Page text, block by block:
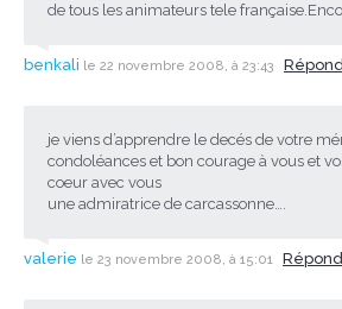
de tous les animateurs tele
benkali le 22 novembre 2008, à 23:43
je viens d’apprendre le decés de votre
condoléances et bon courage à vous et
coeur avec vous
une admiratrice de carcassonne….
valerie le 23 novembre 2008, à 15:01